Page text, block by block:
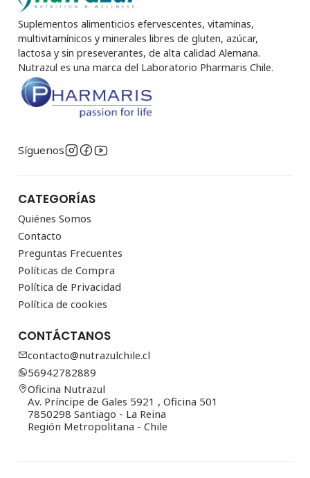
Suplementos alimenticios efervescentes, vitaminas,
multivitamínicos y minerales libres de gluten, azúcar,
lactosa y sin preseverantes, de alta calidad Alemana.
Nutrazul es una marca del Laboratorio Pharmaris Chile.
Síguenos
CATEGORÍAS
Quiénes Somos
Contacto
Preguntas Frecuentes
Políticas de Compra
Política de Privacidad
Política de cookies
CONTÁCTANOS
contacto@nutrazulchile.cl
56942782889
Oficina Nutrazul
Av. Príncipe de Gales 5921 , Oficina 501
7850298 Santiago - La Reina
Región Metropolitana - Chile